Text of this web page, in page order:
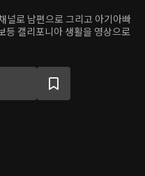
널로 남편으로 그리고 아기아빠